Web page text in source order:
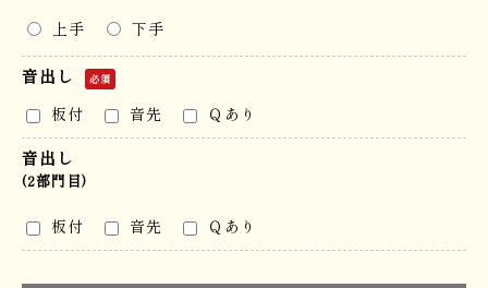
上手 下手
音出し 必須
板付 音先 Ｑあり
音出し
(2部門目)
板付 音先 Ｑあり